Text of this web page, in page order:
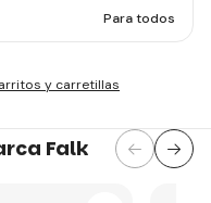
Para todos
y carretillas
Falk